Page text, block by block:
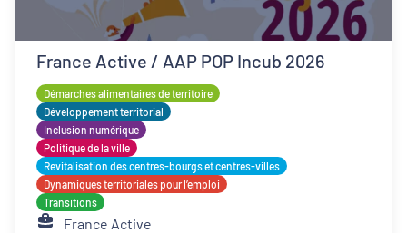
France Active / AAP POP Incub 2026
Démarches alimentaires de territoire
Développement territorial
Inclusion numérique
Politique de la ville
Revitalisation des centres-bourgs et centres-villes
Dynamiques territoriales pour l’emploi
Transitions
France Active